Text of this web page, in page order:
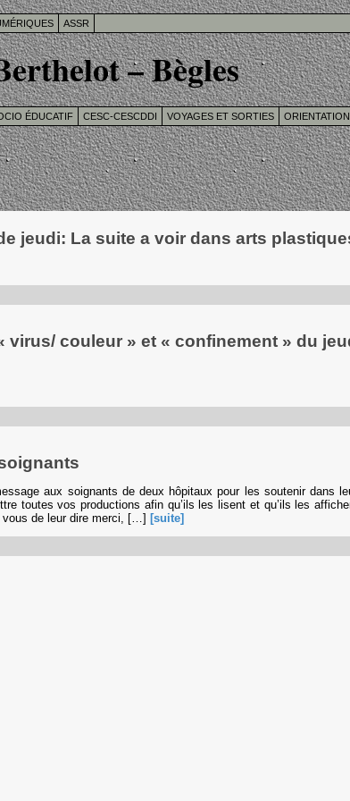
ASSR
– Bègles
ÉDUCATIF CESC-CESCDDI VOYAGES ET SORTIES ORIENTATION
jeudi: La suite a voir dans arts
couleur » et « confinement » du
aux soignants de deux hôpitaux pour les soutenir dans
toutes vos productions afin qu’ils les lisent et qu’ils les
vous de leur dire merci, […] [suite]